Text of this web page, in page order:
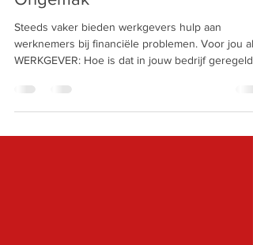
Ongemak
Steeds vaker bieden werkgevers hulp aan
werknemers bij financiële problemen. Voor jou als
WERKGEVER: Hoe is dat in jouw bedrijf